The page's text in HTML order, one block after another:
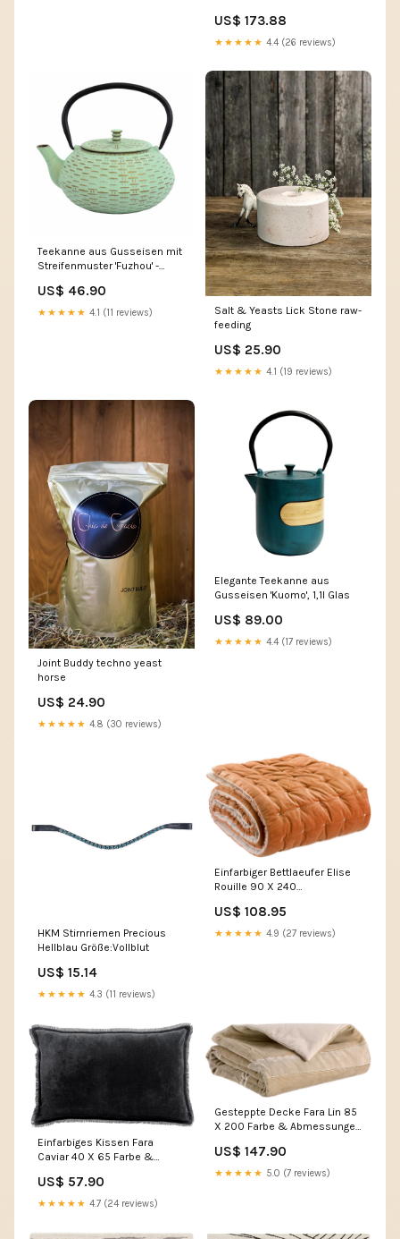
US$ 173.88
★★★★★ 4.4 (26 reviews)
Teekanne aus Gusseisen mit
Streifenmuster 'Fuzhou' -
US$ 46.90
★★★★★ 4.1 (11 reviews)
Salt & Yeasts Lick Stone raw-
feeding
US$ 25.90
★★★★★ 4.1 (19 reviews)
Joint Buddy techno yeast
horse
US$ 24.90
★★★★★ 4.8 (30 reviews)
Elegante Teekanne aus
Gusseisen 'Kuomo', 1,1l Glas
US$ 89.00
★★★★★ 4.4 (17 reviews)
HKM Stirnriemen Precious
Hellblau Größe:Vollblut
US$ 15.14
★★★★★ 4.3 (11 reviews)
Einfarbiger Bettlaeufer Elise
Rouille 90 X 240
US$ 108.95
★★★★★ 4.9 (27 reviews)
Einfarbiges Kissen Fara
Caviar 40 X 65 Farbe &
BxTxH:Kaviar&40 X 65
US$ 57.90
★★★★★ 4.7 (24 reviews)
Gesteppte Decke Fara Lin 85
X 200 Farbe & Abmessungen
US$ 147.90
★★★★★ 5.0 (7 reviews)